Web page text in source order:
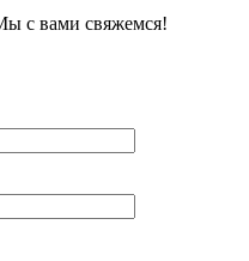
с вами свяжемся!